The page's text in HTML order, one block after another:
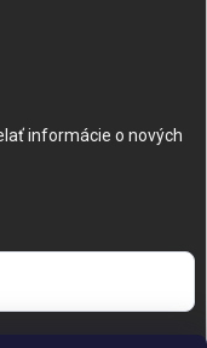
informácie o nových